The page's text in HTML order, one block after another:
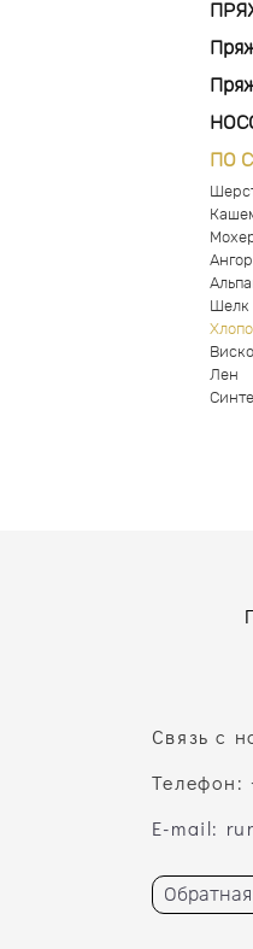
ПО
Шелк
Лен
Связь с
Телефон:
E-mail: